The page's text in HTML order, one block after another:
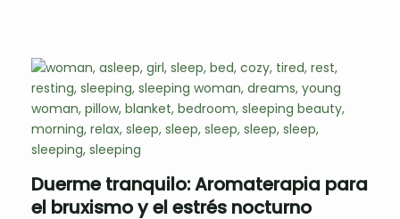
Duerme tranquilo: Aromaterapia para
el bruxismo y el estrés nocturno